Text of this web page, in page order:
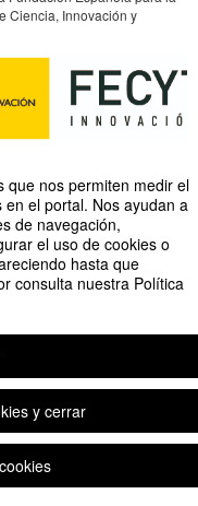
que nos permiten medir el
el portal. Nos ayudan a
de navegación,
el uso de cookies o
hasta que
consulta nuestra Política
y cerrar
Ciencia, Innovación y
de la cápsula del tiempo
y de la Innovación (UCC+I)
de eventos Symposium